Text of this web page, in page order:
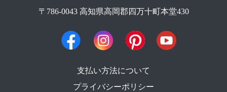
〒786-0043 高知県高岡郡四万十町本堂430
支払い方法について
プライバシーポリシー